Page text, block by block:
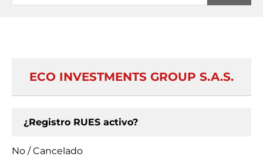
ECO INVESTMENTS GROUP S.A.S.
¿Registro RUES activo?
No / Cancelado